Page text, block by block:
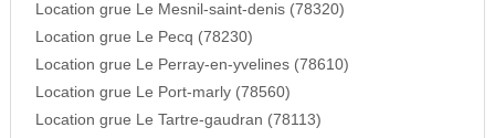
Location grue Le Mesnil-saint-denis (78320)
Location grue Le Pecq (78230)
Location grue Le Perray-en-yvelines (78610)
Location grue Le Port-marly (78560)
Location grue Le Tartre-gaudran (78113)